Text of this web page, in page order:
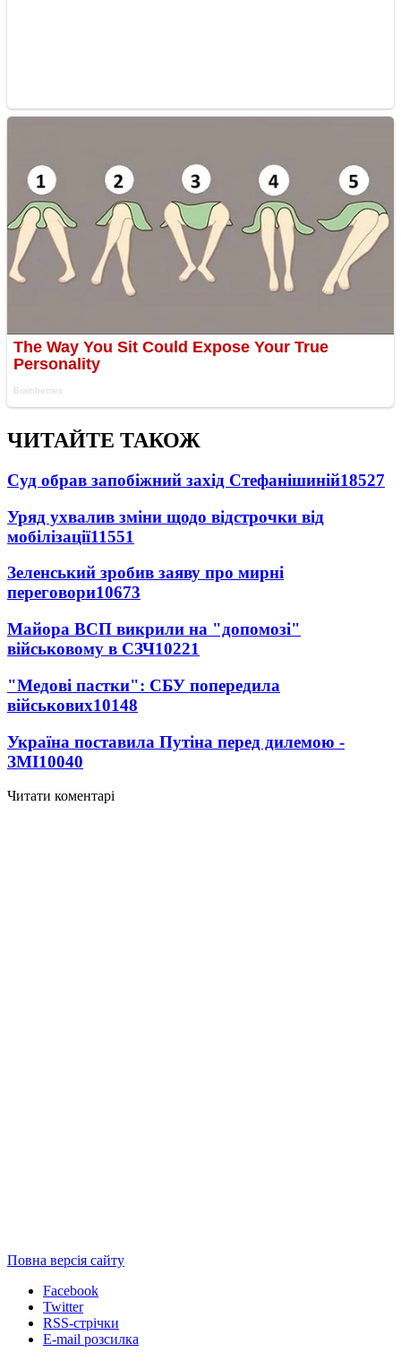
ЧИТАЙТЕ ТАКОЖ
Суд обрав запобіжний захід Стефанішиній18527
Уряд ухвалив зміни щодо відстрочки від
мобілізації11551
Зеленський зробив заяву про мирні
переговори10673
Майора ВСП викрили на "допомозі"
військовому в СЗЧ10221
"Медові пастки": СБУ попередила
військових10148
Україна поставила Путіна перед дилемою -
ЗМІ10040
Читати коментарі
Повна версія сайту
Facebook
Twitter
RSS-стрічки
E-mail розсилка